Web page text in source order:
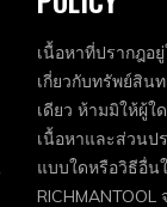
เนื้อหาที่ปรากฎอ
เกี่ยวกับทรัพย์สิน
เดียว ห้ามมิให้ผู้
เนื้อหาและส่วนป
แบบใดหรือวิธีอื่น